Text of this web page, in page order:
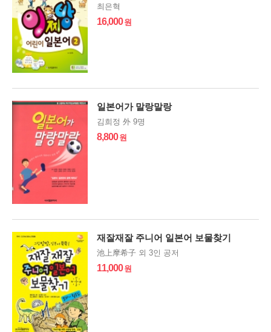
최은혁
16,000
일본어가 말랑말랑
김희정 外 9명
8,800
재잘재잘 주니어 일본어 보물찾기
池上摩希子 외 3인 공저
11,000